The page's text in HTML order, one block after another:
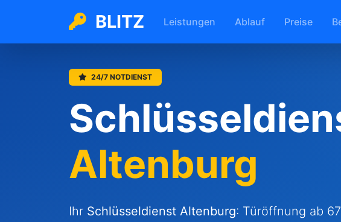
BLITZ Leistungen Ablauf Preise
24/7 NOTDIENST
Altenburg
Ihr Schlüsseldienst Altenburg: Türöffnung ab